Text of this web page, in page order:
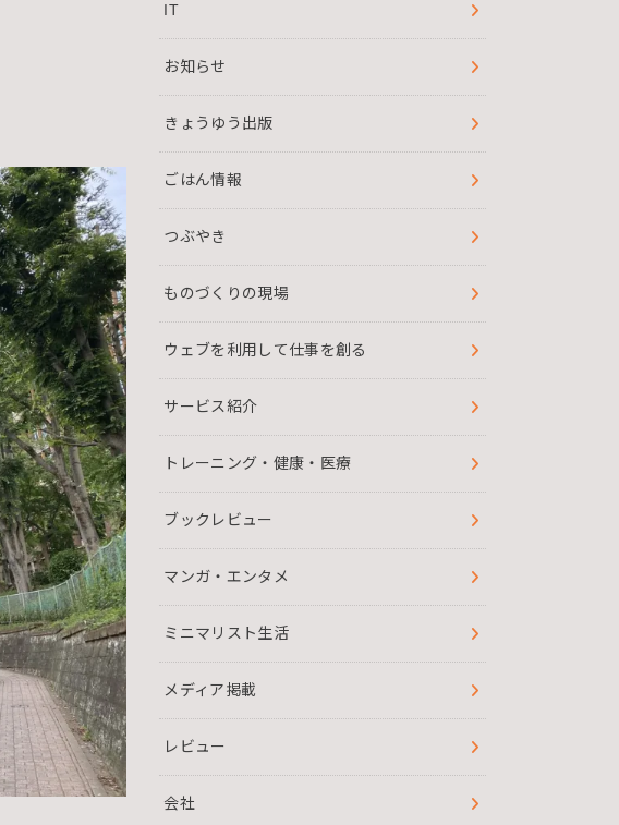
IT
お知らせ
きょうゆう出版
ごはん情報
つぶやき
ものづくりの現場
ウェブを利用して仕事を創る
サービス紹介
トレーニング・健康・医療
ブックレビュー
マンガ・エンタメ
ミニマリスト生活
メディア掲載
レビュー
会社